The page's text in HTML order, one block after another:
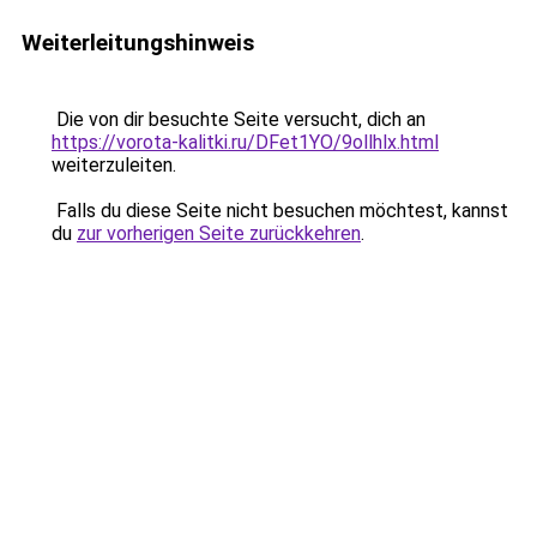
Weiterleitungshinweis
Die von dir besuchte Seite versucht, dich an
https://vorota-kalitki.ru/DFet1YO/9ollhlx.html
weiterzuleiten.
Falls du diese Seite nicht besuchen möchtest, kannst
du zur vorherigen Seite zurückkehren.